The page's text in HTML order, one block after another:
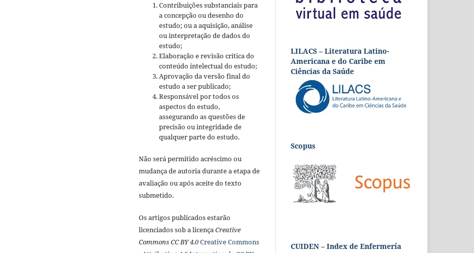
Contribuições substanciais para
a concepção ou desenho do
estudo; ou a aquisição, análise
ou interpretação de dados do
estudo;
Elaboração e revisão crítica do
conteúdo intelectual do estudo;
Aprovação da versão final do
estudo a ser publicado;
Responsável por todos os
aspectos do estudo,
assegurando as questões de
precisão ou integridade de
qualquer parte do estudo.
Não será permitido acréscimo ou
mudança de autoria durante a etapa de
avaliação ou após aceite do texto
submetido.
Os artigos publicados estarão
licenciados sob a licença Creative
Commons CC BY 4.0Creative Commons
LILACS – Literatura Latino-
Americana e do Caribe em
Ciências da Saúde
Scopus
CUIDEN – Index de Enfermería